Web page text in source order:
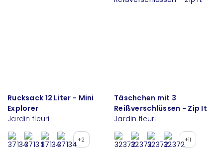
Rucksack 12 Liter - Mini
Explorer
Jardin fleuri
+2
Täschchen mit 3
Reißverschlüssen - Zip It
Jardin fleuri
+11